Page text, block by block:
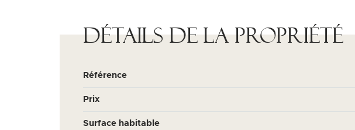
Détails de la propriété
Référence
Prix
Surface habitable